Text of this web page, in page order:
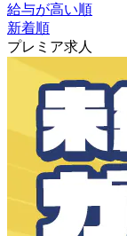
給与が高い順
新着順
プレミア求人